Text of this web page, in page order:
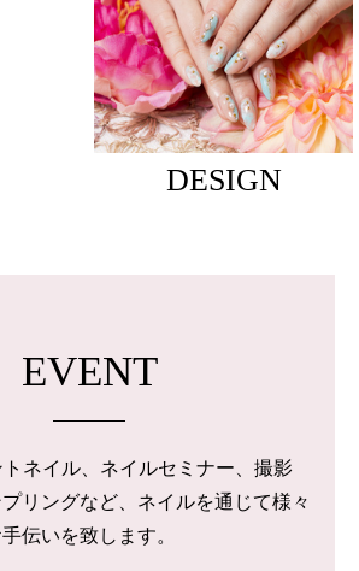
DESIGN
EVENT
ネイル、ネイルセミナー、撮影
リングなど、ネイルを通じて様々
伝いを致します。